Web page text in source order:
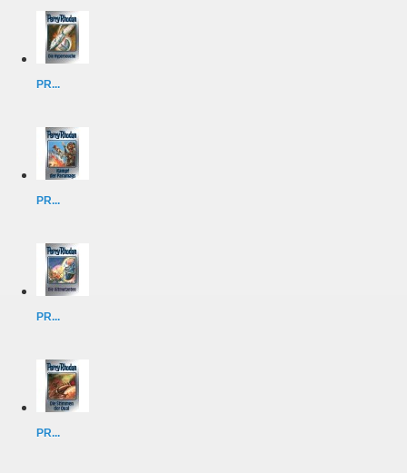
PR...
PR...
PR...
PR...